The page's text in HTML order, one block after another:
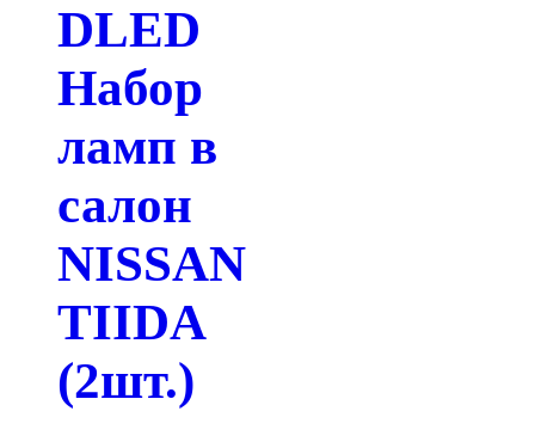
DLED
Набор
ламп в
салон
NISSAN
TIIDA
(2шт.)